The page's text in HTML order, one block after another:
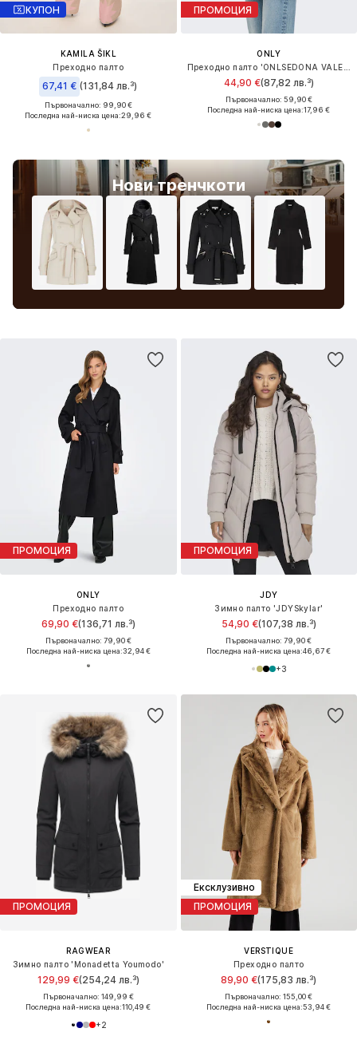
КУПОН
KAMILA ŠIKL
Преходно палто
67,41 € (131,84 лв.³)
Първоначално: 99,90 €
Последна най-ниска цена:29,96 €
ПРОМОЦИЯ
ONLY
44,90 €(87,82 лв.³)
Първоначално: 59,90 €
Последна най-ниска цена:17,96 €
Нови тренчкоти
ПРОМОЦИЯ
ONLY
Преходно палто
69,90 €(136,71 лв.³)
Първоначално: 79,90 €
Последна най-ниска цена:32,94 €
ПРОМОЦИЯ
JDY
Зимно палто 'JDYSkylar'
54,90 €(107,38 лв.³)
Първоначално: 79,90 €
Последна най-ниска цена:46,67 €
+3
ПРОМОЦИЯ
RAGWEAR
Зимно палто 'Monadetta Youmodo'
129,99 €(254,24 лв.³)
Първоначално: 149,99 €
Последна най-ниска цена:110,49 €
+2
Ексклузивно
ПРОМОЦИЯ
VERSTIQUE
Преходно палто
89,90 €(175,83 лв.³)
Първоначално: 155,00 €
Последна най-ниска цена:53,94 €